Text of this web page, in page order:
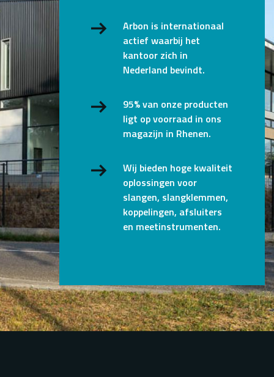
Arbon is internationaal
actief waarbij het
kantoor zich in
Nederland bevindt.
95% van onze producten
ligt op voorraad in ons
magazijn in Rhenen.
Wij bieden hoge kwaliteit
oplossingen voor
slangen, slangklemmen,
koppelingen, afsluiters
en meetinstrumenten.